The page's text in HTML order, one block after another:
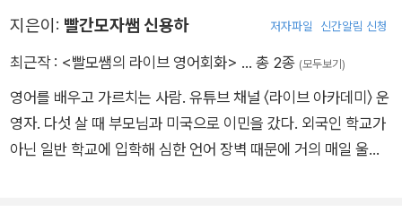
기억력과 상관없으니 자전거,악기 연주처럼 반복과 연습을 하라.
지은이: 빨간모자쌤 신용하 저자파일 신간알림 신청
최근작 : <빨모쌤의 라이브 영어회화> … 총 2종 (모두보기)
영어를 배우고 가르치는 사람. 유튜브 채널 〈라이브 아카데미〉 운
영자. 다섯 살 때 부모님과 미국으로 이민을 갔다. 외국인 학교가
아닌 일반 학교에 입학해 심한 언어 장벽 때문에 거의 매일 울면